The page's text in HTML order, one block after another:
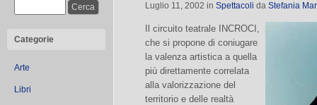
Categorie
Arte
Libri
Luglio 11, 2002 in Spettacoli da Stefania
Il circuito teatrale INCROCI,
che si propone di coniugare
la valenza artistica a quella
più direttamente correlata
alla valorizzazione del
territorio e delle realtà